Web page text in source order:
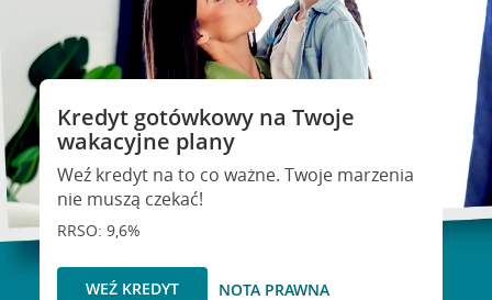
Kredyt gotówkowy na Twoje
wakacyjne plany
Weź kredyt na to co ważne. Twoje marzenia
nie muszą czekać!
RRSO: 9,6%
WEŹ KREDYT NOTA PRAWNA